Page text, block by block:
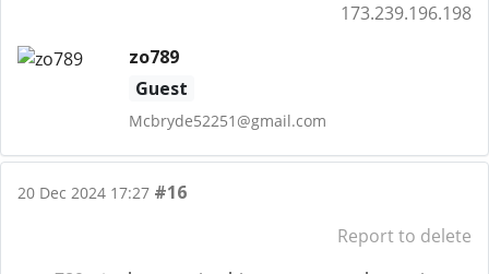
173.239.196.198
zo789
Guest
Mcbryde52251@gmail.com
20 Dec 2024 17:27 #16
Report to delete